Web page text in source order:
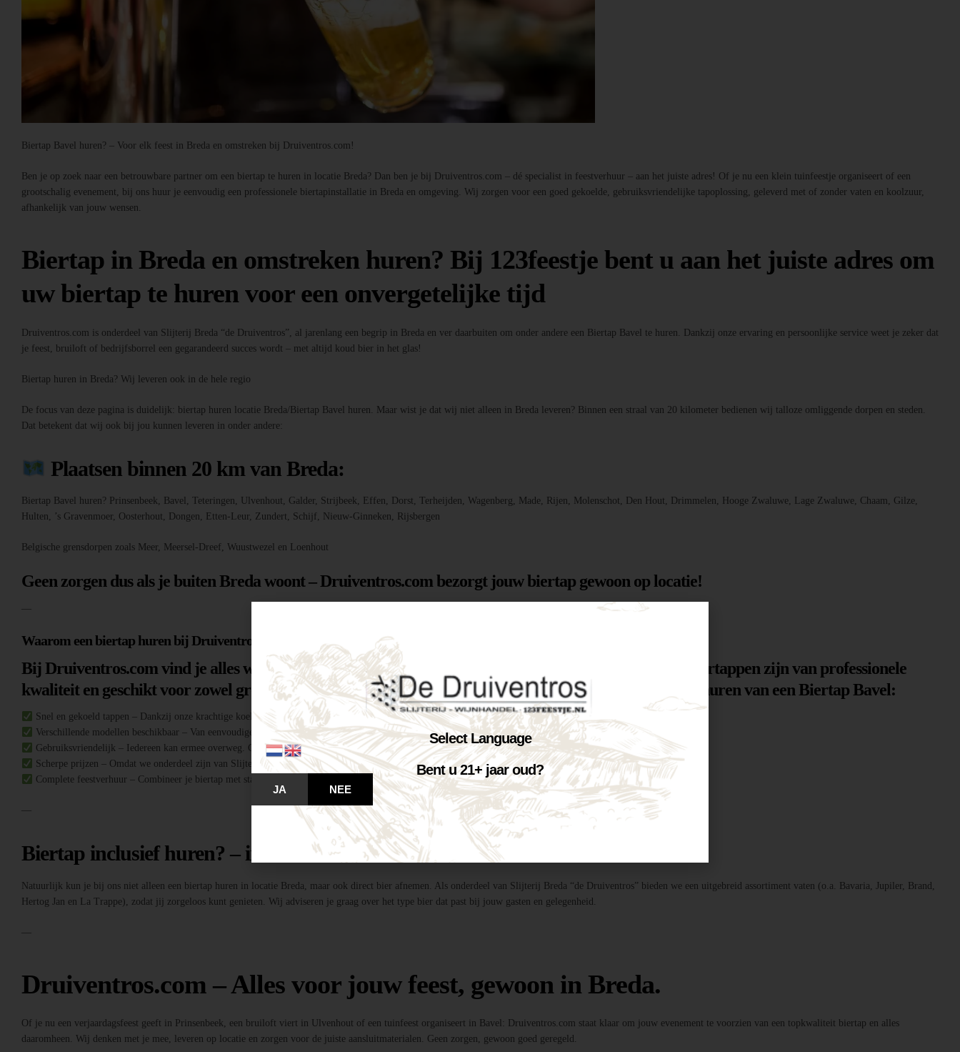
Biertap Bavel huren? – Voor elk feest in Breda en omstreken bij Druiventros.com!
Ben je op zoek naar een betrouwbare partner om een biertap te huren in locatie Breda? Dan ben je bij Druiventros.com – dé specialist in feestverhuur – aan het juiste adres! Of je nu een klein tuinfeestje organiseert of een
grootschalig evenement, bij ons huur je eenvoudig een professionele biertapinstallatie in Breda en omgeving. Wij zorgen voor een goed gekoelde, gebruiksvriendelijke tapoplossing, geleverd met of zonder vaten en koolzuur,
afhankelijk van jouw wensen.
Biertap in Breda en omstreken huren? Bij 123feestje bent u aan het juiste adres om
uw biertap te huren voor een onvergetelijke tijd
Druiventros.com is onderdeel van Slijterij Breda “de Druiventros”, al jarenlang een begrip in Breda en ver daarbuiten om onder andere een Biertap Bavel te huren. Dankzij onze ervaring en persoonlijke service weet je zeker dat
je feest, bruiloft of bedrijfsborrel een gegarandeerd succes wordt – met altijd koud bier in het glas!
Biertap huren in Breda? Wij leveren ook in de hele regio
De focus van deze pagina is duidelijk: biertap huren locatie Breda/Biertap Bavel huren. Maar wist je dat wij niet alleen in Breda leveren? Binnen een straal van 20 kilometer bedienen wij talloze omliggende dorpen en steden.
Dat betekent dat wij ook bij jou kunnen leveren in onder andere:
Plaatsen binnen 20 km van Breda:
Biertap Bavel huren? Prinsenbeek, Bavel, Teteringen, Ulvenhout, Galder, Strijbeek, Effen, Dorst, Terheijden, Wagenberg, Made, Rijen, Molenschot, Den Hout, Drimmelen, Hooge Zwaluwe, Lage Zwaluwe, Chaam, Gilze,
Hulten, ’s Gravenmoer, Oosterhout, Dongen, Etten-Leur, Zundert, Schijf, Nieuw-Ginneken, Rijsbergen
Belgische grensdorpen zoals Meer, Meersel-Dreef, Wuustwezel en Loenhout
Geen zorgen dus als je buiten Breda woont – Druiventros.com bezorgt jouw biertap gewoon op locatie!
—
Waarom een biertap huren bij Druiventros.com?
Bij Druiventros.com vind je alles wat je nodig hebt om jouw feest of evenement te laten slagen. Onze biertappen zijn van professionele
kwaliteit en geschikt voor zowel grote evenementen als intieme tuinfeestjes. Enkele voordelen voor het huren van een Biertap Bavel:
Snel en gekoeld tappen – Dankzij onze krachtige koeltechniek heb je altijd een perfect koud biertje binnen handbereik.
Verschillende modellen beschikbaar – Van eenvoudige biertaps tot complete tapinstallaties inclusief fusten, koolzuur en onderstel.
Gebruiksvriendelijk – Iedereen kan ermee overweg. Geen ervaring nodig!
Scherpe prijzen – Omdat we onderdeel zijn van Slijterij Breda “de Druiventros”, profiteer je van de beste deal én topkwaliteit bier.
Complete feestverhuur – Combineer je biertap met statafels, buffettafels, feestverlichting, photobooths en meer!
—
Biertap inclusief huren? – inclusief bier?
Natuurlijk kun je bij ons niet alleen een biertap huren in locatie Breda, maar ook direct bier afnemen. Als onderdeel van Slijterij Breda “de Druiventros” bieden we een uitgebreid assortiment vaten (o.a. Bavaria, Jupiler, Brand,
Hertog Jan en La Trappe), zodat jij zorgeloos kunt genieten. Wij adviseren je graag over het type bier dat past bij jouw gasten en gelegenheid.
—
Druiventros.com – Alles voor jouw feest, gewoon in Breda.
Of je nu een verjaardagsfeest geeft in Prinsenbeek, een bruiloft viert in Ulvenhout of een tuinfeest organiseert in Bavel: Druiventros.com staat klaar om jouw evenement te voorzien van een topkwaliteit biertap en alles
daaromheen. Wij denken met je mee, leveren op locatie en zorgen voor de juiste aansluitmaterialen. Geen zorgen, gewoon goed geregeld.
Select Language
Bent u 21+ jaar oud?
JA NEE